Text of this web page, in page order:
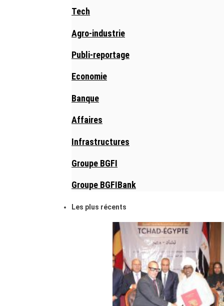
Tech
Agro-industrie
Publi-reportage
Economie
Banque
Affaires
Infrastructures
Groupe BGFI
Groupe BGFIBank
Les plus récents